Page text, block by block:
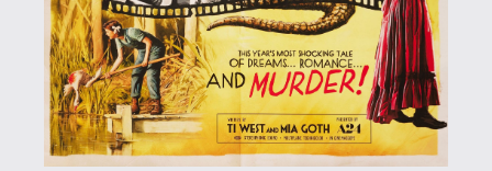
Necroman Mk2
WRATH OF THE GODS FREEPLAY
2026.07.22. 1
p34c3
REACH
TESZT